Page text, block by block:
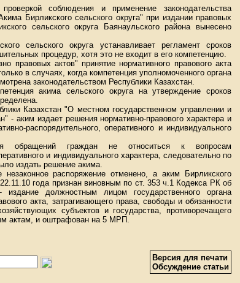
соблюдения и применение законодательства
Бирликского сельского округа" при издании правовых
сельского округа Баянаульского района вынесено
сельского округа устанавливает регламент сроков
процедур, хотя это не входит в его компетенцию.
правовых актов" принятие нормативного правового акта
в случаях, когда компетенция уполномоченного органа
законодательством Республики Казахстан.
акима сельского округа на утверждение сроков
Казахстан "О местном государственном управлении и
- аким издает решения нормативно-правового характера и
распорядительного, оперативного и индивидуального
обращений граждан не относиться к вопросам
и индивидуального характера, следовательно по
издать решение акима.
распоряжение отменено, а аким Бирликского
года признан виновным по ст. 353 ч.1 Кодекса РК об
издание должностным лицом государственного органа
акта, затрагивающего права, свободы и обязанности
субъектов и государства, противоречащего
актам, и оштрафован на 5 МРП.
Версия для печати
Обсуждение статьи